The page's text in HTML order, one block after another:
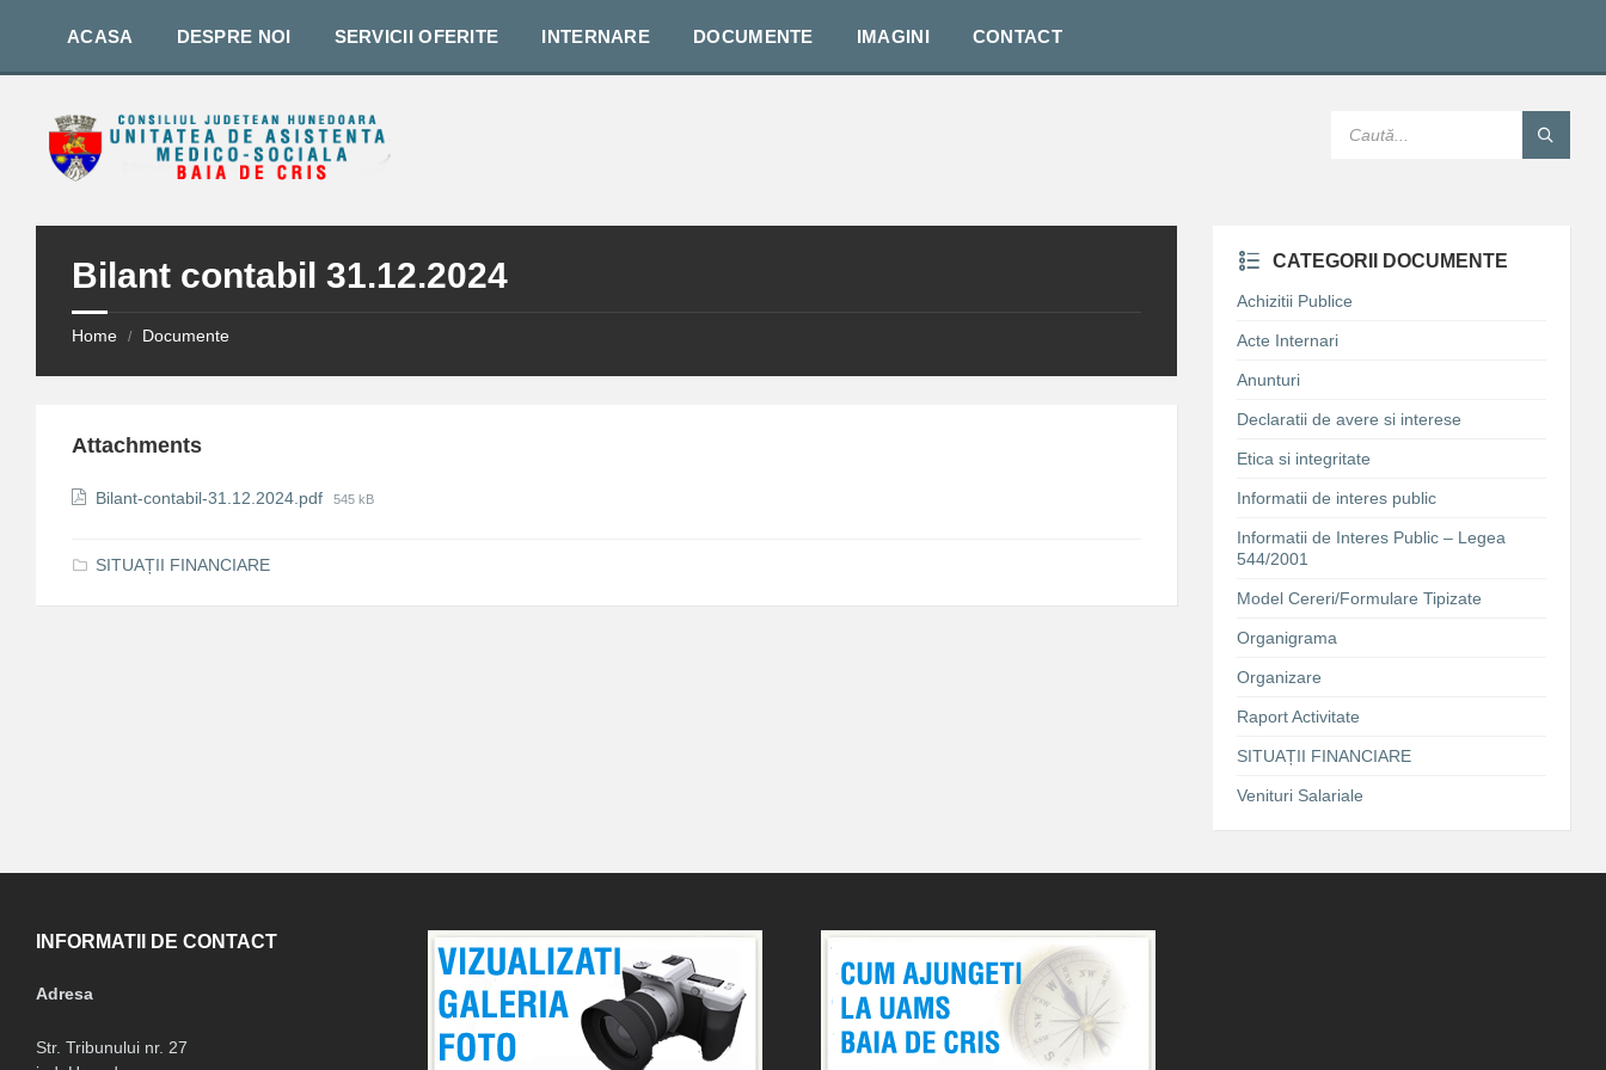
sidebar
ACASA DESPRE NOI SERVICII OFERITE INTERNARE DOCUMENTE IMAGINI CONTACT
Bilant contabil 31.12.2024
Home / Documente
Attachments
Bilant-contabil-31.12.2024.pdf File
545 kB
SITUAȚII FINANCIARE
CATEGORII DOCUMENTE
Achizitii Publice
Acte Internari
Anunturi
Declaratii de avere si interese
Etica si integritate
Informatii de interes public
Informatii de Interes Public – Legea
544/2001
Model Cereri/Formulare Tipizate
Organigrama
Organizare
Raport Activitate
SITUAȚII FINANCIARE
Venituri Salariale
INFORMATII DE CONTACT
Adresa
Str. Tribunului nr. 27